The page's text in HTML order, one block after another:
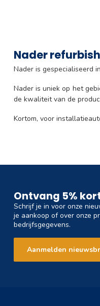
Nader
Nader is gespecialiseerd
Nader is uniek op het
de kwaliteit van de
Kortom, voor
Ontvang 5%
Schrijf je in voor onze
je aankoop of over onze
bedrijfsgegevens.
Aanmelden